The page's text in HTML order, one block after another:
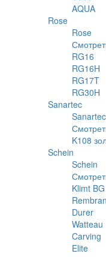
AQUA
Rose
Rose
RG16
RG16H
RG17T
RG30H
Sanartec
Sanartec
K108
Schein
Schein
Klimt BG
Durer
Watteau
Carving
Elite